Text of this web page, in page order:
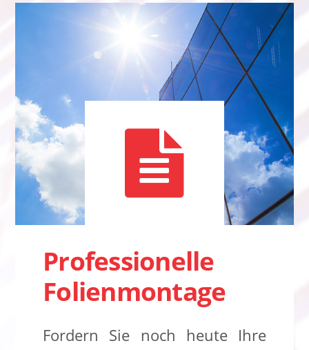
Professionelle
Folienmontage
Fordern Sie noch heute Ihre